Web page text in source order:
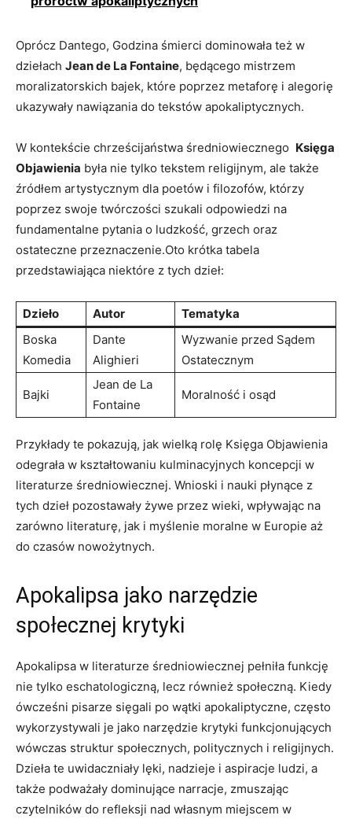
Oprócz Dantego, Godzina śmierci ⁤dominowała też w
dziełach Jean de La Fontaine,‍ będącego ⁣mistrzem⁢
moralizatorskich bajek, które poprzez ‌metaforę i alegorię
ukazywały nawiązania ⁣do tekstów apokaliptycznych.
W kontekście chrześcijaństwa średniowiecznego ​ Księga
Objawienia była nie tylko tekstem ‌religijnym, ale także
źródłem artystycznym dla poetów i filozofów, którzy
poprzez swoje twórczości szukali‍ odpowiedzi na
fundamentalne‍ pytania o ludzkość, grzech ‌oraz
ostateczne przeznaczenie.Oto krótka tabela
przedstawiająca niektóre z tych dzieł:
Dzieło Autor
Tematyka
Boska
Komedia
Dante
Alighieri
Wyzwanie przed ‌Sądem
Ostatecznym
Bajki
Jean de La
Fontaine
Moralność i osąd
Przykłady te pokazują, jak wielką rolę Księga Objawienia
odegrała w ​kształtowaniu kulminacyjnych koncepcji ‍w
literaturze średniowiecznej. Wnioski i nauki płynące z
tych dzieł pozostawały żywe przez wieki, wpływając na
zarówno literaturę, jak i myślenie ​moralne w Europie aż
‌do czasów‍ nowożytnych.
Apokalipsa jako⁢ narzędzie
społecznej krytyki
Apokalipsa w literaturze średniowiecznej pełniła funkcję
nie‌ tylko eschatologiczną, lecz również społeczną. Kiedy
ówcześni pisarze⁤ sięgali po wątki apokaliptyczne, często
wykorzystywali je jako narzędzie‌ krytyki funkcjonujących
wówczas struktur społecznych, politycznych i religijnych.
Dzieła‍ te ⁢uwidaczniały lęki, nadzieje‍ i aspiracje ludzi, a
także podważały dominujące‍ narracje, zmuszając
czytelników do refleksji nad własnym miejscem w⁢